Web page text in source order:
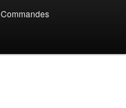
Commandes